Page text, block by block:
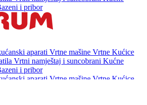
i pribor
aparati Vrtne mašine Vrtne Kućice
Vrtni namještaj i suncobrani Kućne
i pribor
aparati Vrtne mašine Vrtne Kućice